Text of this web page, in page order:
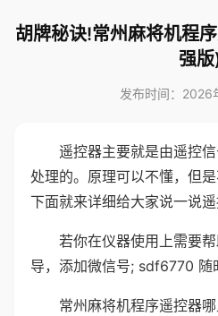
胡牌秘诀!常州麻将机程
强版
发布时间：2026
遥控器主要就是由遥控
处理的。原理可以不懂，但是
下面就来详细给大家说一说遥
若你在仪器使用上需要
导，添加微信号; sdf6770 随
常州麻将机程序遥控器